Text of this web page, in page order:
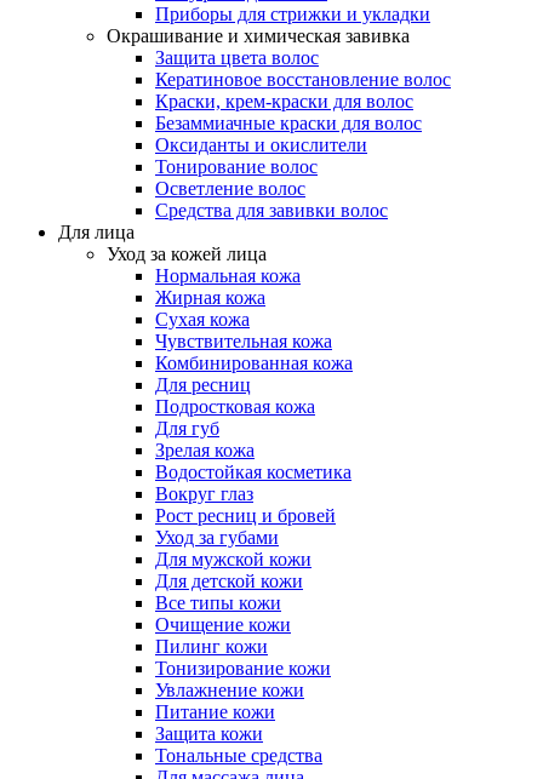
Приборы для стрижки и укладки
Окрашивание и химическая завивка
Защита цвета волос
Кератиновое восстановление волос
Краски, крем-краски для волос
Безаммиачные краски для волос
Оксиданты и окислители
Тонирование волос
Осветление волос
Средства для завивки волос
Для лица
Уход за кожей лица
Нормальная кожа
Жирная кожа
Сухая кожа
Чувствительная кожа
Комбинированная кожа
Для ресниц
Подростковая кожа
Для губ
Зрелая кожа
Водостойкая косметика
Вокруг глаз
Рост ресниц и бровей
Уход за губами
Для мужской кожи
Для детской кожи
Все типы кожи
Очищение кожи
Пилинг кожи
Тонизирование кожи
Увлажнение кожи
Питание кожи
Защита кожи
Тональные средства